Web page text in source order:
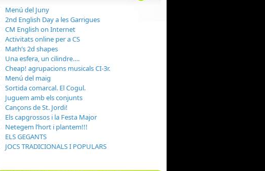
Menú del Juny
2nd English Day a les Garrigues
CM English on Internet
Activitats online per a CS
Math’s 2d shapes
Una esfera, un cilindre….
Cheap! agrupacions musicals CI-3r.
Menú del maig
Sortida comarcal. El Cogul.
Juguem amb els conjunts
Cançons de St. Jordi!
Els capgrossos i la Festa Major
Netegem l’hort i plantem!!!
ELS GEGANTS
JOCS TRADICIONALS I POPULARS